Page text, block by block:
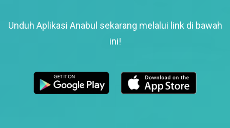
Unduh Aplikasi Anabul sekarang melalui link di bawah
ini!